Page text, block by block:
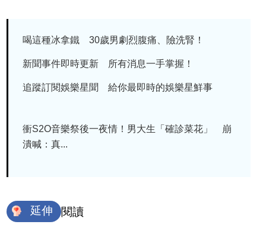
喝這種冰拿鐵 30歲男劇烈腹痛、險洗腎！
新聞事件即時更新 所有消息一手掌握！
追蹤訂閱娛樂星聞 給你最即時的娛樂星鮮事
衝S2O音樂祭後一夜情！男大生「確診菜花」 崩
潰喊：真...
延伸 閱讀